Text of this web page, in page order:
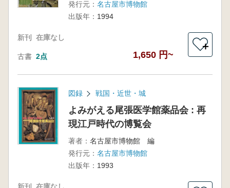
発行元： 名古屋市博物館
出版年： 1994
新刊 在庫なし
古書 2点 1,650 円~
＋
図録 戦国・近世・城
よみがえる尾張医学館薬品会 : 再
現江戸時代の博覧会
著者： 名古屋市博物館 編
発行元： 名古屋市博物館
出版年： 1993